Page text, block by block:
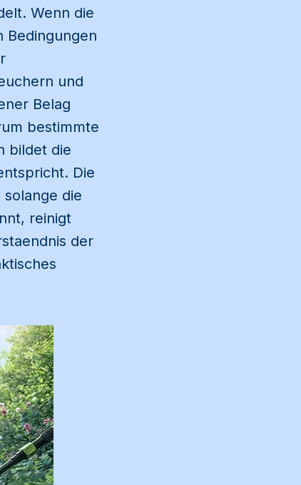
Wenn die
Bedingungen
und
Belag
bestimmte
bildet die
Die
die
reinigt
der